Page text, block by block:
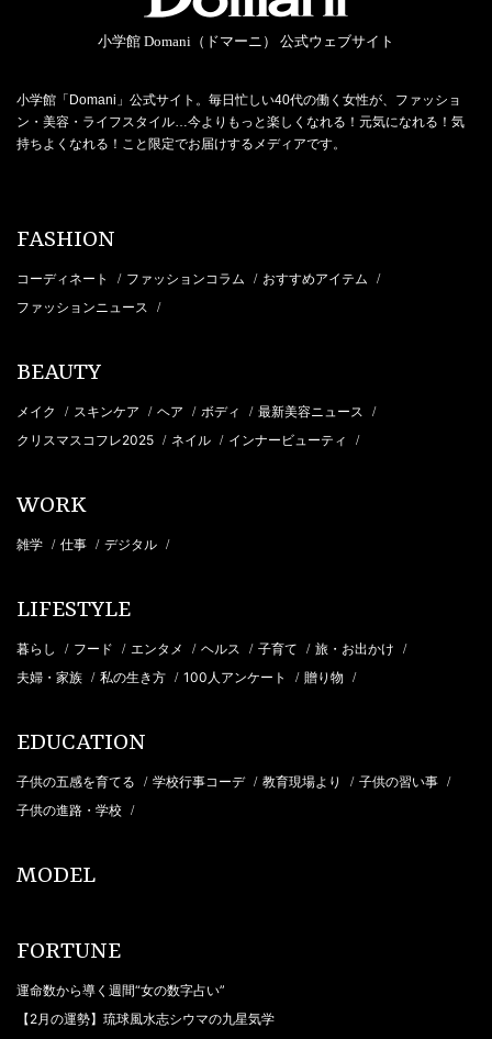
小学館 Domani（ドマーニ） 公式ウェブサイト
小学館「Domani」公式サイト。毎日忙しい40代の働く女性が、ファッショ
ン・美容・ライフスタイル…今よりもっと楽しくなれる！元気になれる！気
持ちよくなれる！こと限定でお届けするメディアです。
FASHION
コーディネート / ファッションコラム / おすすめアイテム /
ファッションニュース /
BEAUTY
メイク / スキンケア / ヘア / ボディ / 最新美容ニュース /
クリスマスコフレ2025 / ネイル / インナービューティ /
WORK
雑学 / 仕事 / デジタル /
LIFESTYLE
暮らし / フード / エンタメ / ヘルス / 子育て / 旅・お出かけ /
夫婦・家族 / 私の生き方 / 100人アンケート / 贈り物 /
EDUCATION
子供の五感を育てる / 学校行事コーデ / 教育現場より / 子供の習い事 /
子供の進路・学校 /
MODEL
FORTUNE
運命数から導く週間“女の数字占い”
【2月の運勢】琉球風水志シウマの九星気学